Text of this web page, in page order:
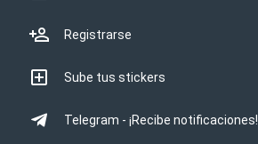
Registrarse
Sube tus stickers
Telegram - ¡Recibe notificaciones!